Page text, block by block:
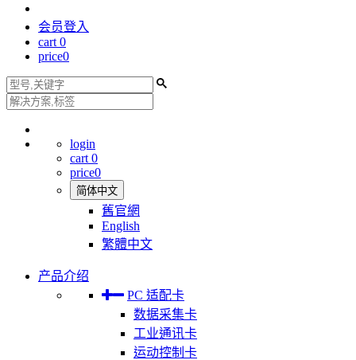
会员登入
cart 0
price0
login
cart 0
price0
简体中文
舊官網
English
繁體中文
产品介绍
PC 适配卡
数据采集卡
工业通讯卡
运动控制卡